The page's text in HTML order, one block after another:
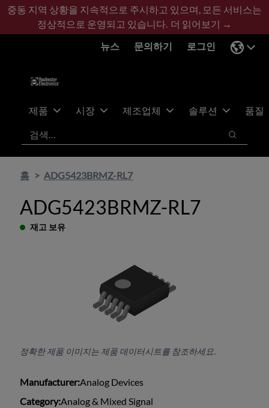
기
콘
바
글
중동 지역 상황을 지속적으로 주시하고 있으며, 모든 서비스는
정상적으로 운영되고 있습니다. 더 읽어보기 →
뉴스
문의하기 로그인
제품 시장 제조업체 솔루션
품질
검색
검색
홈 ADG5423BRMZ-RL7
ADG5423BRMZ-RL7
재고 보유
정확한 제품 이미지는 제품 데이터시트를 참조하세요.
Manufacturer:Analog Devices
Category:Analog & Mixed Signal